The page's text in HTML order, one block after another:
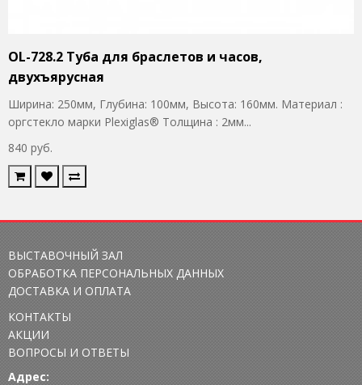
OL-728.2 Туба для браслетов и часов,
двухъярусная
Ширина: 250мм, Глубина: 100мм, Высота: 160мм. Материал :
оргстекло марки Plexiglas® Толщина : 2мм...
840 руб.
ВЫСТАВОЧНЫЙ ЗАЛ
ОБРАБОТКА ПЕРСОНАЛЬНЫХ ДАННЫХ
ДОСТАВКА И ОПЛАТА
КОНТАКТЫ
АКЦИИ
ВОПРОСЫ И ОТВЕТЫ
Адрес: